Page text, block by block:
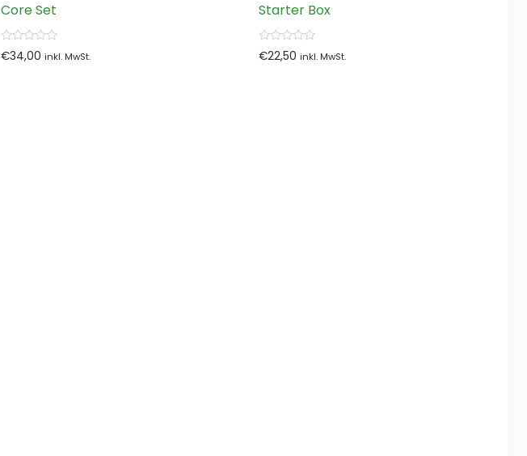
Core Set
0
von
€34,00 inkl. MwSt.
Starter Box
0
von
€22,50 inkl. MwSt.